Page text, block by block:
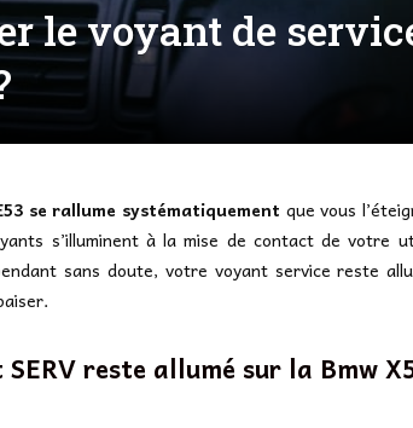
le voyant de
se rallume systématiquement que vous
s’illuminent à la mise de contact de votre
sans doute, votre voyant service reste
reste allumé sur la Bmw